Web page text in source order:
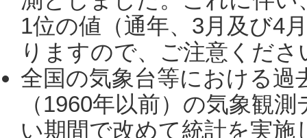
1位の値（通年、3月及び4
りますので、ご注意くだ
全国の気象台等における過
（1960年以前）の気象観
い期間で改めて統計を実